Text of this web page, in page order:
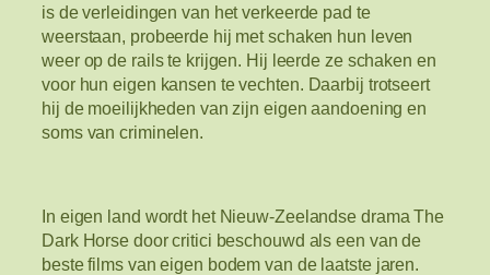
is de verleidingen van het verkeerde pad te
weerstaan, probeerde hij met schaken hun leven
weer op de rails te krijgen. Hij leerde ze schaken en
voor hun eigen kansen te vechten. Daarbij trotseert
hij de moeilijkheden van zijn eigen aandoening en
soms van criminelen.
In eigen land wordt het Nieuw-Zeelandse drama The
Dark Horse door critici beschouwd als een van de
beste films van eigen bodem van de laatste jaren.